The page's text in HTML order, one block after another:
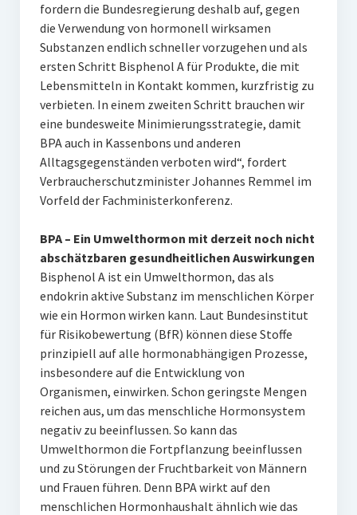
fordern die Bundesregierung deshalb auf, gegen
die Verwendung von hormonell wirksamen
Substanzen endlich schneller vorzugehen und als
ersten Schritt Bisphenol A für Produkte, die mit
Lebensmitteln in Kontakt kommen, kurzfristig zu
verbieten. In einem zweiten Schritt brauchen wir
eine bundesweite Minimierungsstrategie, damit
BPA auch in Kassenbons und anderen
Alltagsgegenständen verboten wird“, fordert
Verbraucherschutzminister Johannes Remmel im
Vorfeld der Fachministerkonferenz.
BPA – Ein Umwelthormon mit derzeit noch nicht
abschätzbaren gesundheitlichen Auswirkungen
Bisphenol A ist ein Umwelthormon, das als
endokrin aktive Substanz im menschlichen Körper
wie ein Hormon wirken kann. Laut Bundesinstitut
für Risikobewertung (BfR) können diese Stoffe
prinzipiell auf alle hormonabhängigen Prozesse,
insbesondere auf die Entwicklung von
Organismen, einwirken. Schon geringste Mengen
reichen aus, um das menschliche Hormonsystem
negativ zu beeinflussen. So kann das
Umwelthormon die Fortpflanzung beeinflussen
und zu Störungen der Fruchtbarkeit von Männern
und Frauen führen. Denn BPA wirkt auf den
menschlichen Hormonhaushalt ähnlich wie das